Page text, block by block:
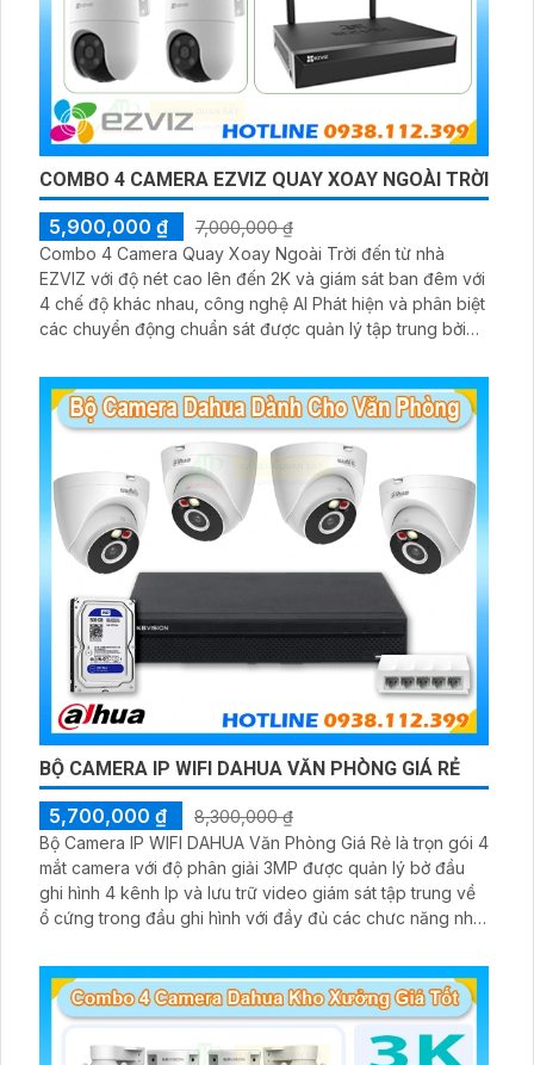
COMBO 4 CAMERA EZVIZ QUAY XOAY NGOÀI TRỜI
5,900,000 ₫
7,000,000 ₫
Combo 4 Camera Quay Xoay Ngoài Trời đến từ nhà
EZVIZ với độ nét cao lên đến 2K và giám sát ban đêm với
4 chế độ khác nhau, công nghệ AI Phát hiện và phân biệt
các chuyển động chuẩn sát được quản lý tập trung bởi
BỘ CAMERA IP WIFI DAHUA VĂN PHÒNG GIÁ RẺ
5,700,000 ₫
8,300,000 ₫
Bộ Camera IP WIFI DAHUA Văn Phòng Giá Rẻ là trọn gói 4
mắt camera với độ phân giải 3MP được quản lý bở đầu
ghi hình 4 kênh Ip và lưu trữ video giám sát tập trung về
ổ cứng trong đầu ghi hình với đầy đủ các chưc năng như
giám sát có màu vào ban đêm